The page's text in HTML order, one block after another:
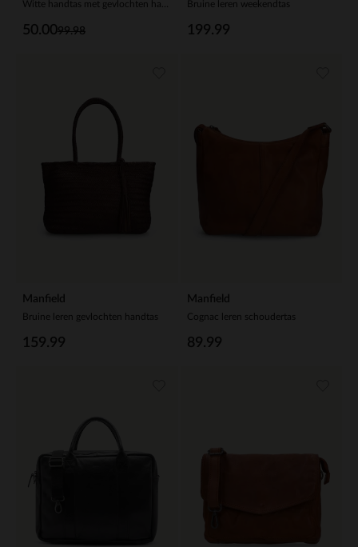
99.98
50.00
Bruine leren weekendtas
199.99
Manfield
Bruine leren gevlochten handtas
159.99
Manfield
Cognac leren schoudertas
89.99